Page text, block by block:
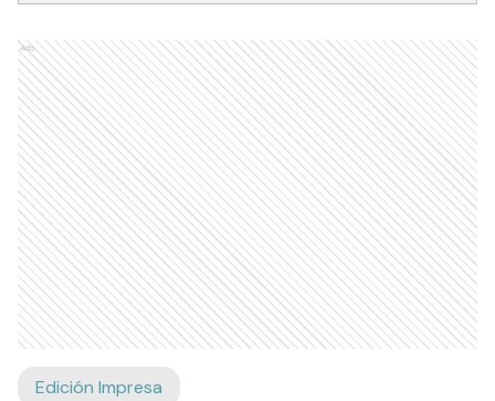
Ads
Edición Impresa